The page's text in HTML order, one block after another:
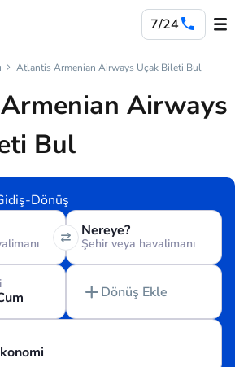
7/24
Atlantis Armenian Airways Uçak Bileti Bul
Airways
Bul
Dönüş
Nereye?
Şehir veya havalimanı
Dönüş Ekle